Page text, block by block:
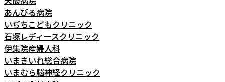
あんびる病院
いぢちこどもクリニック
石塚レディースクリニック
伊集院産婦人科
いまきいれ総合病院
いまむら脳神経クリニック